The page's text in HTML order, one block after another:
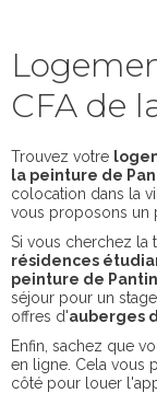
CFA de
Trouvez votre
la peinture de
colocation dans la
vous proposons un
Si vous cherchez la
résidences
peinture de Pantin
séjour pour un
offres d'auberges
Enfin, sachez que
en ligne. Cela vous
côté pour louer